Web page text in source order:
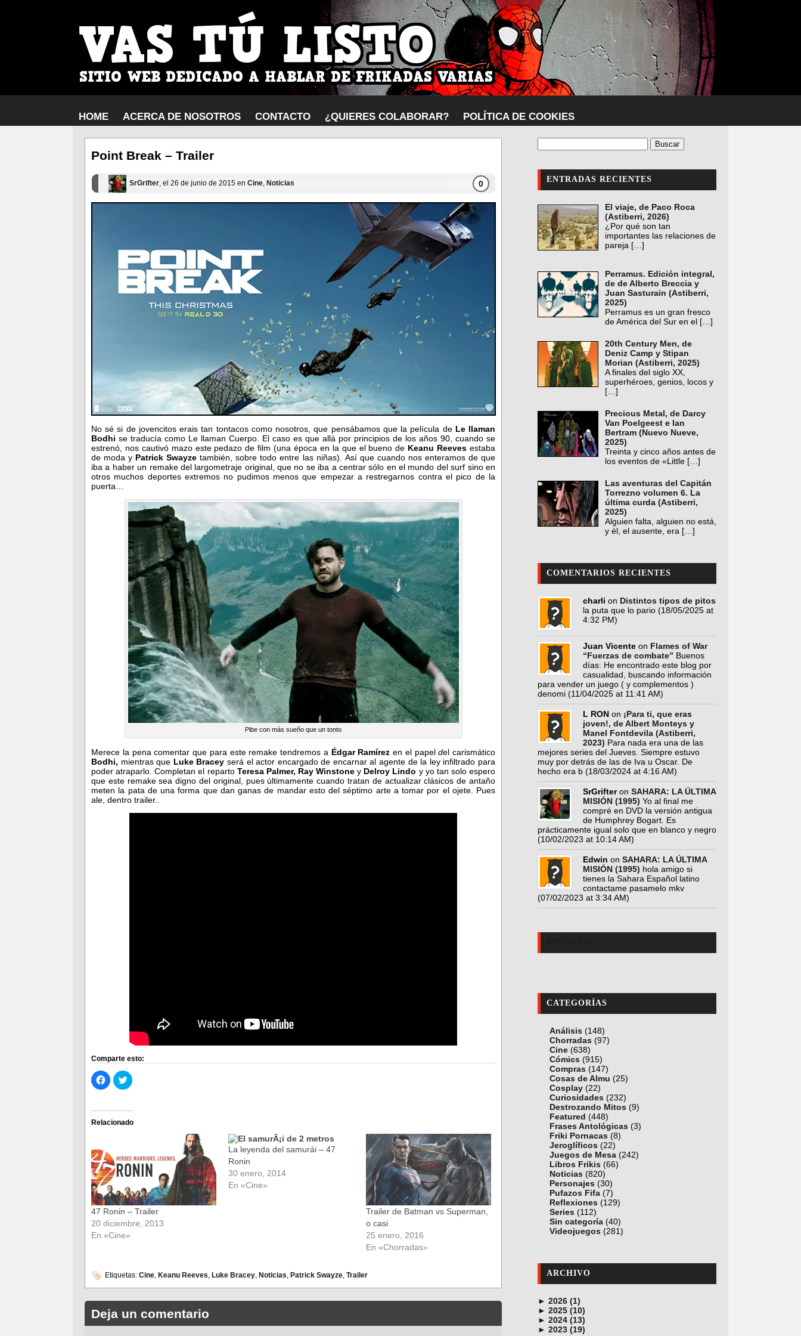
HOME ACERCA DE NOSOTROS CONTACTO ¿QUIERES COLABORAR? POLÍTICA DE COOKIES
Point Break – Trailer
SrGrifter, el 26 de junio de 2015 en Cine, Noticias 0
No sé si de jovencitos erais tan tontacos como nosotros, que pensábamos que la película deLe llaman
Bodhi se traducía como Le llaman Cuerpo. El caso es que allá por principios de los años 90, cuando se
estrenó, nos cautivó mazo este pedazo de film (una época en la que el bueno de Keanu Reeves estaba
de moda y Patrick Swayze también, sobre todo entre las niñas). Así que cuando nos enteramos de que
iba a haber un remake del largometraje original, que no se iba a centrar sólo en el mundo del surf sino en
otros muchos deportes extremos no pudimos menos que empezar a restregarnos contra el pico de la
puerta…
Pibe con más sueño que un tonto
Merece la pena comentar que para este remake tendremos a Édgar Ramírez en el papeldel carismático
Bodhi, mientras que Luke Bracey será el actor encargado de encarnar al agente de la ley infiltrado para
poder atraparlo. Completan el reparto Teresa Palmer, Ray Winstoney Delroy Lindo y yo tan solo espero
que este remake sea digno del original, pues últimamente cuando tratan de actualizar clásicos de antaño
meten la pata de una forma que dan ganas de mandar esto del séptimo arte a tomar por el ojete. Pues
ale, dentro trailer..
Comparte esto:
Haz
clic
para
Facebook
(Se
abre
ventana
nueva)
Haz
clic
Twitter
(Se
abre
nueva)
Relacionado
47 Ronin – Trailer
20 diciembre, 2013
En «Cine»
La leyenda del samurái – 47
Ronin
30 enero, 2014
En «Cine»
Trailer de Batman vs Superman,
o casi
25 enero, 2016
En «Chorradas»
Etiquetas: Cine, Keanu Reeves, Luke Bracey, Noticias, Patrick Swayze, Trailer
Deja un comentario
ENTRADAS RECIENTES
El viaje, de Paco Roca
(Astiberri, 2026)
¿Por qué son tan
importantes las relaciones de
pareja […]
Perramus. Edición integral,
de de Alberto Breccia y
Juan Sasturain (Astiberri,
2025)
Perramus es un gran fresco
de América del Sur en el […]
20th Century Men, de
Deniz Camp y Stipan
Morian (Astiberri, 2025)
A finales del siglo XX,
superhéroes, genios, locos y
[…]
Precious Metal, de Darcy
Van Poelgeest e Ian
Bertram (Nuevo Nueve,
2025)
Treinta y cinco años antes de
los eventos de «Little […]
Las aventuras del Capitán
Torrezno volumen 6. La
última curda (Astiberri,
2025)
Alguien falta, alguien no está,
y él, el ausente, era […]
COMENTARIOS RECIENTES
charli on Distintos tipos de pitos
la puta que lo pario (18/05/2025 at
4:32 PM)
Juan Vicente on Flames of War
“Fuerzas de combate” Buenos
días: He encontrado este blog por
casualidad, buscando información
para vender un juego ( y complementos )
denomi (11/04/2025 at 11:41 AM)
L RON on ¡Para ti, que eras
joven!, de Albert Monteys y
Manel Fontdevila (Astiberri,
2023) Para nada era una de las
mejores series del Jueves. Siempre estuvo
muy por detrás de las de Iva u Oscar. De
hecho era b (18/03/2024 at 4:16 AM)
SrGrifteron SAHARA: LA ÚLTIMA
MISIÓN (1995) Yo al final me
compré en DVD la versión antigua
de Humphrey Bogart. Es
prácticamente igual solo que en blanco y negro
(10/02/2023 at 10:14 AM)
Edwin on SAHARA: LA ÚLTIMA
MISIÓN (1995) hola amigo si
tienes la Sahara Español latino
contactame pasamelo mkv
(07/02/2023 at 3:34 AM)
CATEGORÍAS
Análisis (148)
Chorradas (97)
Cine (638)
Cómics (915)
Compras (147)
Cosas de Almu (25)
Cosplay (22)
Curiosidades (232)
Destrozando Mitos (9)
Featured (448)
Frases Antológicas (3)
Friki Pornacas (8)
Jeroglíficos (22)
Juegos de Mesa (242)
Libros Frikis (66)
Noticias (820)
Personajes (30)
Pufazos Fifa (7)
Reflexiones (129)
Series (112)
Sin categoría (40)
Videojuegos (281)
ARCHIVO
► 2026 (1)
junio (1)
► 2025 (10)
noviembre (1)
octubre (1)
► 2024 (13)
diciembre (4)
► 2023 (19)